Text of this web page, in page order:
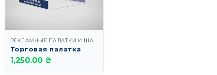
РЕКЛАМНЫЕ ПАЛАТКИ И ШАТРЫ
Торговая палатка
1,250.00 ₴